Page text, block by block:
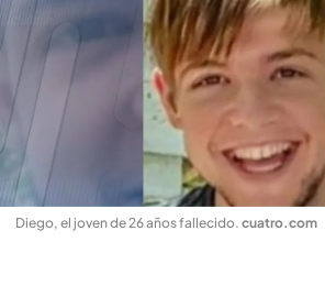
Diego, el joven de 26 años fallecido. cuatro.com